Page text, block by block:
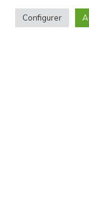
Configurer